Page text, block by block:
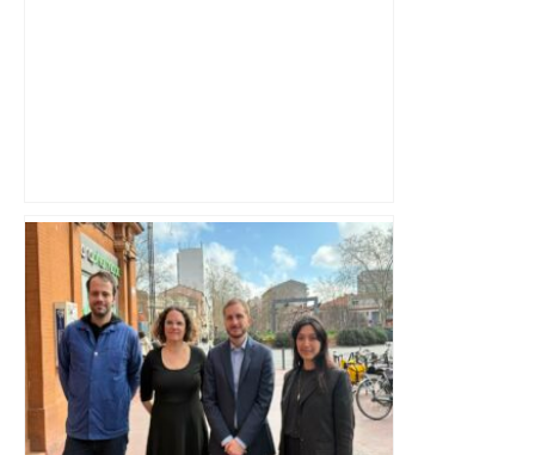
Top 14 – J23, l'avant-match : Bayonne-
UBB, Toulon-Toulouse, Racing-La
Rochelle, des barrages avant l'heure –
RMC